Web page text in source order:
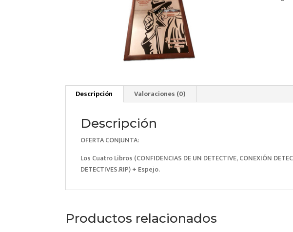
cantidad
Descripción Valoraciones (0)
Descripción
OFERTA CONJUNTA:
Los Cuatro Libros (CONFIDENCIAS DE UN DETECTIVE, CONEXIÓN
DETECTIVES.RIP) + Espejo.
Productos relacionados